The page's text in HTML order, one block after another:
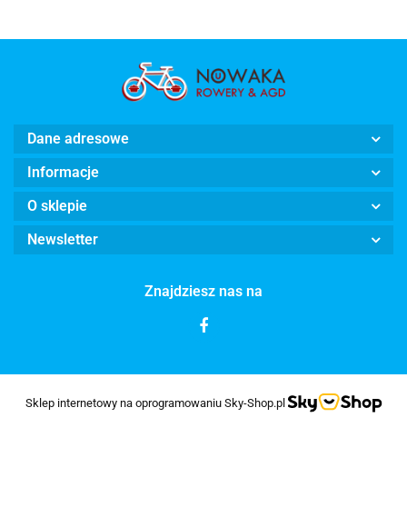
Dane adresowe
Informacje
O sklepie
Newsletter
Znajdziesz nas na
Sklep internetowy na oprogramowaniu Sky-Shop.pl